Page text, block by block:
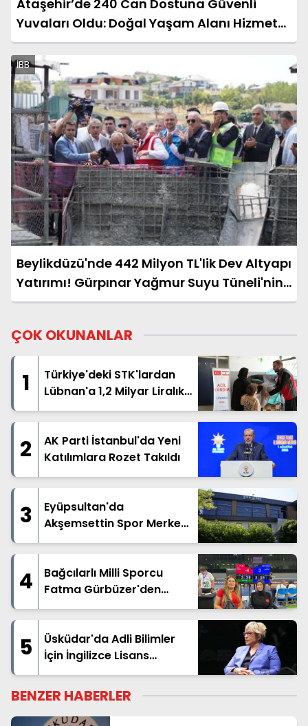
Ataşehir’de 240 Can Dostuna Güvenli
Yuvaları Oldu: Doğal Yaşam Alanı Hizmete
Açıldı
İBB
Beylikdüzü'nde 442 Milyon TL'lik Dev Altyapı
Yatırımı! Gürpınar Yağmur Suyu Tüneli'nin
Temeli Atıldı
ÇOK OKUNANLAR
1
Türkiye'deki STK'lardan
Lübnan'a 1,2 Milyar Liralık
İnsani Yardım
2
AK Parti İstanbul'da Yeni
Katılımlara Rozet Takıldı
3
Eyüpsultan'da
Akşemsettin Spor Merkezi
Hizmete Açılıyor
4
Bağcılarlı Milli Sporcu
Fatma Gürbüzer'den
Dünya Üçüncülüğü
5
Üsküdar'da Adli Bilimler
İçin İngilizce Lisans
Dönemi
BENZER HABERLER